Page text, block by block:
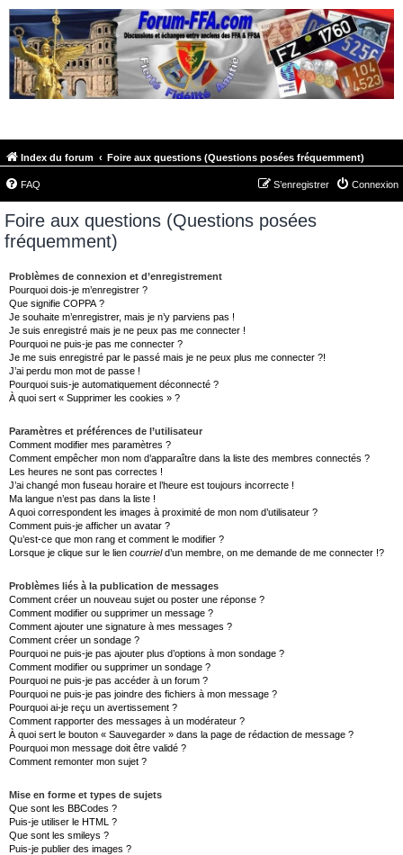
Index du forum Foire aux questions (Questions posées fréquemment)
FAQ Connexion
S’enregistrer
Foire aux questions (Questions posées
fréquemment)
Problèmes de connexion et d’enregistrement
Pourquoi dois-je m’enregistrer ?
Que signifie COPPA ?
Je souhaite m’enregistrer, mais je n’y parviens pas !
Je suis enregistré mais je ne peux pas me connecter !
Pourquoi ne puis-je pas me connecter ?
Je me suis enregistré par le passé mais je ne peux plus me connecter ?!
J’ai perdu mon mot de passe !
Pourquoi suis-je automatiquement déconnecté ?
À quoi sert « Supprimer les cookies » ?
Paramètres et préférences de l’utilisateur
Comment modifier mes paramètres ?
Comment empêcher mon nom d’apparaître dans la liste des membres connectés ?
Les heures ne sont pas correctes !
J’ai changé mon fuseau horaire et l’heure est toujours incorrecte !
Ma langue n’est pas dans la liste !
A quoi correspondent les images à proximité de mon nom d’utilisateur ?
Comment puis-je afficher un avatar ?
Qu’est-ce que mon rang et comment le modifier ?
Lorsque je clique sur le lien courrield’un membre, on me demande de me connecter !?
Problèmes liés à la publication de messages
Comment créer un nouveau sujet ou poster une réponse ?
Comment modifier ou supprimer un message ?
Comment ajouter une signature à mes messages ?
Comment créer un sondage ?
Pourquoi ne puis-je pas ajouter plus d’options à mon sondage ?
Comment modifier ou supprimer un sondage ?
Pourquoi ne puis-je pas accéder à un forum ?
Pourquoi ne puis-je pas joindre des fichiers à mon message ?
Pourquoi ai-je reçu un avertissement ?
Comment rapporter des messages à un modérateur ?
À quoi sert le bouton « Sauvegarder » dans la page de rédaction de message ?
Pourquoi mon message doit être validé ?
Comment remonter mon sujet ?
Mise en forme et types de sujets
Que sont les BBCodes ?
Puis-je utiliser le HTML ?
Que sont les smileys ?
Puis-je publier des images ?